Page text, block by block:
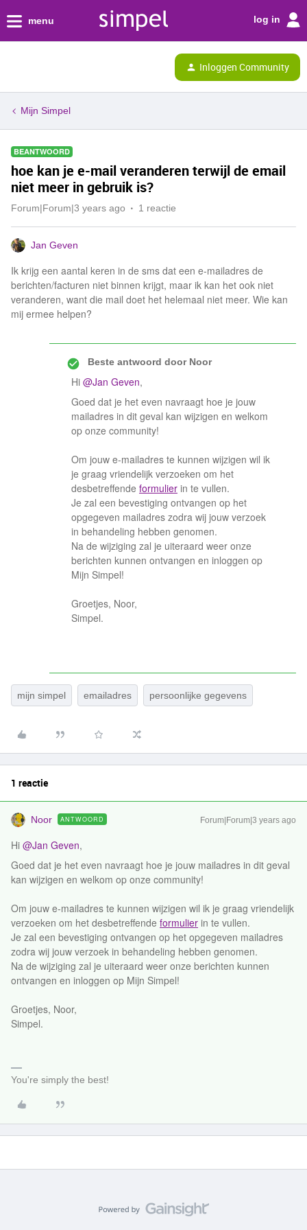
menu log in
Inloggen Community
Mijn Simpel
BEANTWOORD
hoe kan je e-mail veranderen terwijl de email
niet meer in gebruik is?
Forum|Forum|3 years ago 1 reactie
Jan Geven
Ik krijg een aantal keren in de sms dat een e-mailadres de
berichten/facturen niet binnen krijgt, maar ik kan het ook niet
veranderen, want die mail doet het helemaal niet meer. Wie kan
mij ermee helpen?
Beste antwoord doorNoor
Hi @Jan Geven,
Goed dat je het even navraagt hoe je jouw
mailadres in dit geval kan wijzigen en welkom
op onze community!
Om jouw e-mailadres te kunnen wijzigen wil ik
je graag vriendelijk verzoeken om het
desbetreffende formulier in te vullen.
Je zal een bevestiging ontvangen op het
opgegeven mailadres zodra wij jouw verzoek
in behandeling hebben genomen.
Na de wijziging zal je uiteraard weer onze
berichten kunnen ontvangen en inloggen op
Mijn Simpel!
Groetjes, Noor,
Simpel.
mijn simpel emailadres persoonlijke gegevens
1 reactie
Noor ANTWOORD Forum|Forum|3 years ago
Hi @Jan Geven,
Goed dat je het even navraagt hoe je jouw mailadres in dit geval
kan wijzigen en welkom op onze community!
Om jouw e-mailadres te kunnen wijzigen wil ik je graag vriendelijk
verzoeken om het desbetreffende formulier in te vullen.
Je zal een bevestiging ontvangen op het opgegeven mailadres
zodra wij jouw verzoek in behandeling hebben genomen.
Na de wijziging zal je uiteraard weer onze berichten kunnen
ontvangen en inloggen op Mijn Simpel!
Groetjes, Noor,
Simpel.
You're simply the best!